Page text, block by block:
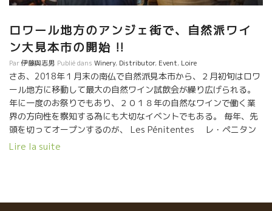
ロワール地方のアンジェ街で、自然派ワイ
ン大見本市の開始 !!
Par伊藤與志男 Publié dans Winery, Distributor, Event, Loire
さあ、2018年１月末の南仏で自然派見本市から、２月初旬はロワ
ール地方に移動して最大の自然ワイン試飲会が繰り広げられる。
年に一度のお祭りでもあり、２０１８年の自然なワインで働く業
界の方向性を察知する為にも大切なイベントでもある。 毎年、先
頭を切ってオープンするのが、 Les Pénitentes レ・ペニタン
ト 毎年、先頭を切ってオープンするのがこのペニタント。少数精
Lire la suite